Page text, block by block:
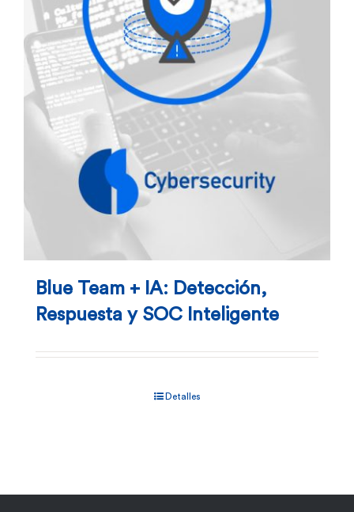
Blue Team + IA: Detección,
Respuesta y SOC Inteligente
Detalles